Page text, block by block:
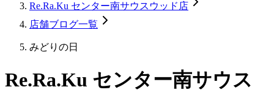
Re.Ra.Ku センター南サウスウッド店
店舗ブログ一覧
みどりの日
Re.Ra.Ku センター南サウス